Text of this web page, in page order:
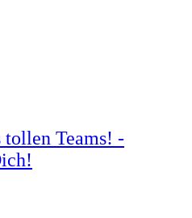
tollen Teams! -